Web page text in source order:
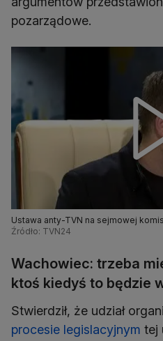
pozarządowe.
Ustawa anty-TVN na sejmowej
Szułdrzyński komentuje
Źródło: TVN24
Wachowiec: trzeba
ktoś kiedyś to będzie
Stwierdził, że udział
procesie legislacyjnym tej